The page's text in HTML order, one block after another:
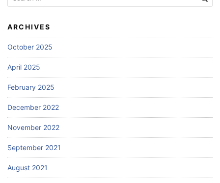
for:
ARCHIVES
October 2025
April 2025
February 2025
December 2022
November 2022
September 2021
August 2021